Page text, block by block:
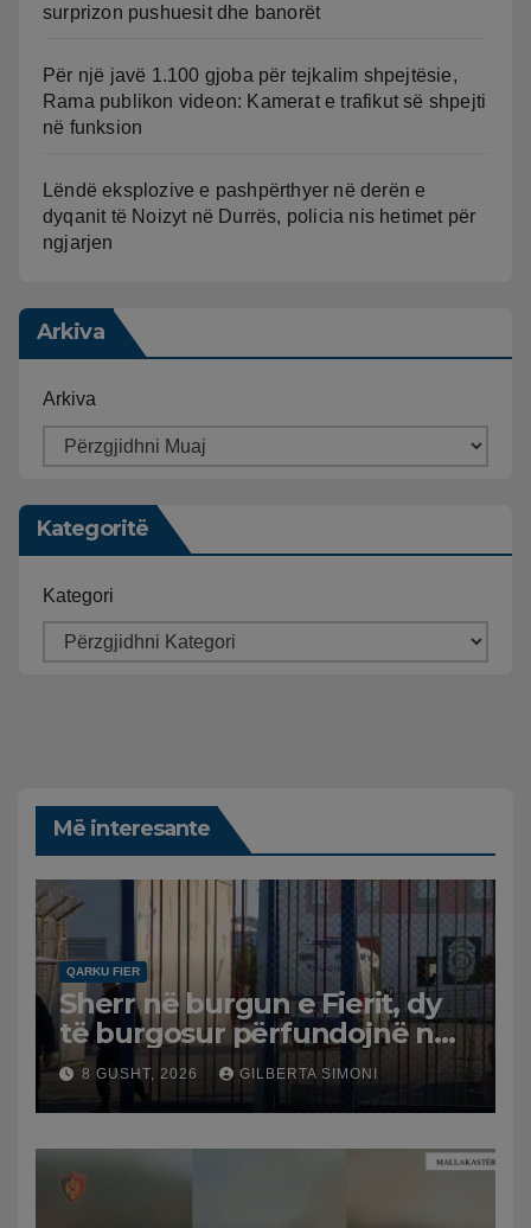
surprizon pushuesit dhe banorët
Për një javë 1.100 gjoba për tejkalim shpejtësie,
Rama publikon videon: Kamerat e trafikut së shpejti
në funksion
Lëndë eksplozive e pashpërthyer në derën e
dyqanit të Noizyt në Durrës, policia nis hetimet për
ngjarjen
Arkiva
Arkiva
Kategoritë
Kategori
Më interesante
QARKU FIER
Sherr në burgun e Fierit, dy
të burgosur përfundojnë në
spital
8 GUSHT, 2026 GILBERTA SIMONI